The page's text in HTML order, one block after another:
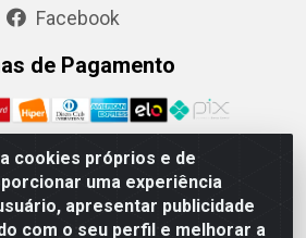
cookies próprios e de
uma experiência
apresentar publicidade
com o seu perfil e melhorar a
Facebook
de Pagamento
- Rua Floriano Peixoto, 137- Centro,
| CNPJ: 02.884.314/0001-20